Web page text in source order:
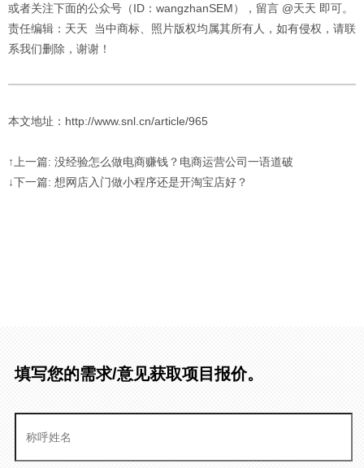
或者关注下面的公众号（ID：wangzhanSEM），留言 @天天 即可。
责任编辑：天天 当中商标、照片版权均属其所有人，如有侵权，请联
系我们删除，谢谢！
本文地址：http://www.snl.cn/article/965
↑上一篇: 没经验怎么做电商赚钱？电商运营公司一语道破
↓下一篇: 想网店入门做小程序还是开淘宝店好？
填写您的需求/意见获取项目报价。